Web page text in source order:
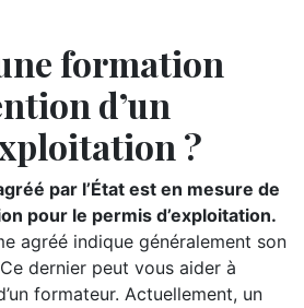
formation
d’un
?
par l’État est en mesure de
pour le permis d’exploitation.
agréé indique généralement son
dernier peut vous aider à
formateur. Actuellement, un